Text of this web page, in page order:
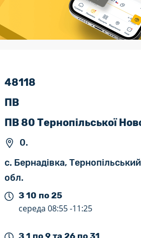
обмінні операції
48118
ПВ
ПВ 80 Тернопільської
0.
с. Бернадівка,
обл.
З 10 по 25
середа 08:55 -11:25
З 1 по 9 та 26 по 31